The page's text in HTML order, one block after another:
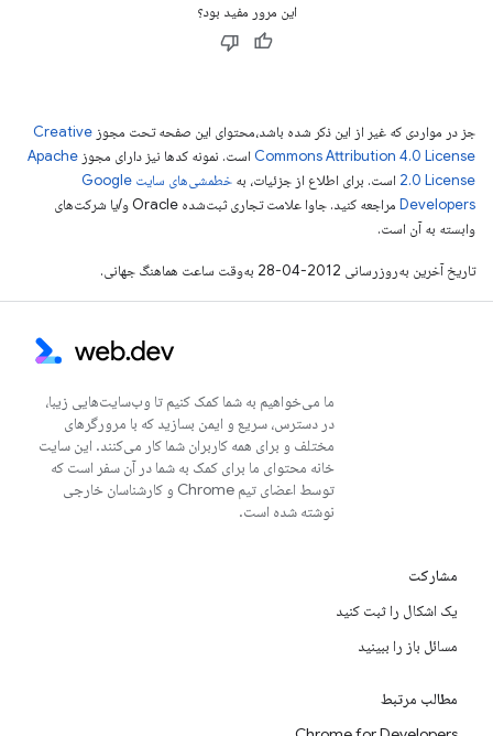
این مرور مفید بود؟
جز در مواردی که غیر از این ذکر شده باشد،‌محتوای این صفحه تحت مجوز Creative
Commons Attribution 4.0 License است. نمونه کدها نیز دارای مجوز Apache
2.0 License است. برای اطلاع از جزئیات، به
خطمشی‌های سایت Google
Developers‏
مراجعه کنید. جاوا علامت تجاری ثبت‌شده Oracle و/یا شرکت‌های
وابسته به آن است.
تاریخ آخرین به‌روزرسانی 2012-04-28 به‌وقت ساعت هماهنگ جهانی.
ما می‌خواهیم به شما کمک کنیم تا وب‌سایت‌هایی زیبا،
در دسترس، سریع و ایمن بسازید که با مرورگرهای
مختلف و برای همه کاربران شما کار می‌کنند. این سایت
خانه محتوای ما برای کمک به شما در آن سفر است که
توسط اعضای تیم Chrome و کارشناسان خارجی
نوشته شده است.
مشارکت
یک اشکال را ثبت کنید
مسائل باز را ببینید
مطالب مرتبط